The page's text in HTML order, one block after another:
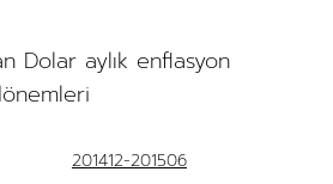
Dolar aylık enflasyon
201412-201506